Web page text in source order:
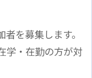
を募集します。
学・在勤の方が対